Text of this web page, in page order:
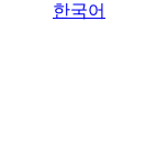
한국어